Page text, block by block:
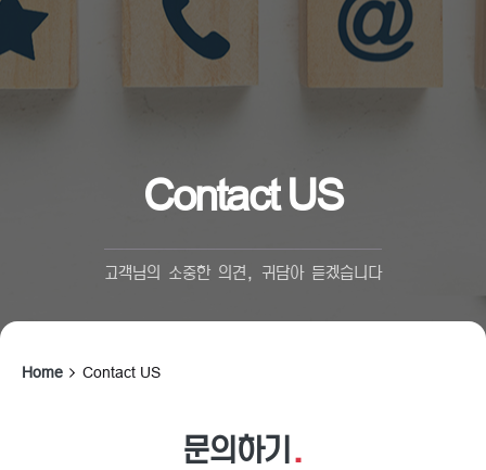
Contact US
고객님의 소중한 의견, 귀담아 듣겠습니다
Home Contact US
문의하기 .